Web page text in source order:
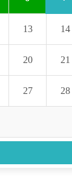
13 14
20 21
27 28